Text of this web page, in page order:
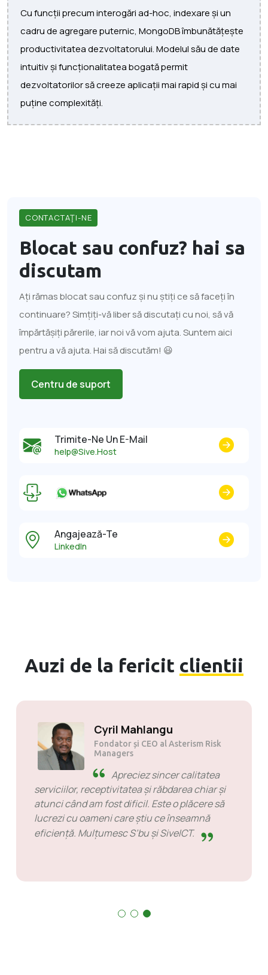
Cu funcții precum interogări ad-hoc, indexare și un
cadru de agregare puternic, MongoDB îmbunătățește
productivitatea dezvoltatorului. Modelul său de date
intuitiv și funcționalitatea bogată permit
dezvoltatorilor să creeze aplicații mai rapid și cu mai
puține complexități.
CONTACTAŢI-NE
Blocat sau confuz? hai sa
discutam
Ați rămas blocat sau confuz și nu știți ce să faceți în
continuare? Simțiți-vă liber să discutați cu noi, să vă
împărtășiți părerile, iar noi vă vom ajuta. Suntem aici
pentru a vă ajuta. Hai să discutăm! 😃
Centru de suport
Trimite-Ne Un E-Mail
help@Sive.Host
Angajează-Te
LinkedIn
Auzi de la fericit clientii
Cyril Mahlangu
Fondator și CEO al Asterism Risk
Managers
Apreciez sincer calitatea
serviciilor, receptivitatea și răbdarea chiar și
atunci când am fost dificil. Este o plăcere să
lucrezi cu oameni care știu ce înseamnă
eficiență. Mulțumesc S’bu și SiveICT.